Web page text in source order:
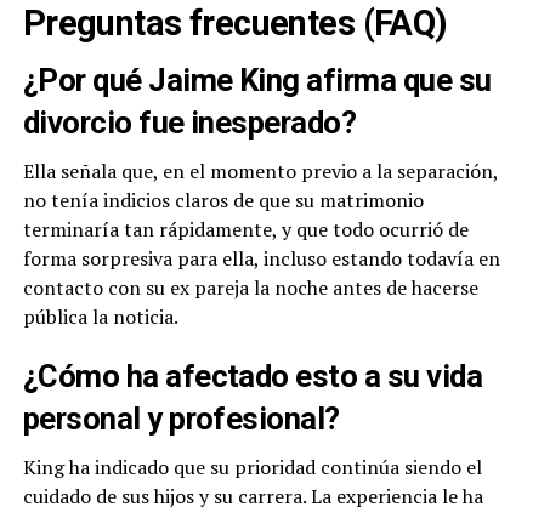
Preguntas frecuentes (FAQ)
¿Por qué Jaime King afirma que su
divorcio fue inesperado?
Ella señala que, en el momento previo a la separación,
no tenía indicios claros de que su matrimonio
terminaría tan rápidamente, y que todo ocurrió de
forma sorpresiva para ella, incluso estando todavía en
contacto con su ex pareja la noche antes de hacerse
pública la noticia.
¿Cómo ha afectado esto a su vida
personal y profesional?
King ha indicado que su prioridad continúa siendo el
cuidado de sus hijos y su carrera. La experiencia le ha